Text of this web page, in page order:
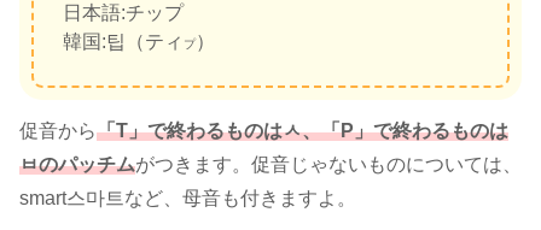
日本語:チップ
韓国:팁（ティ プ）
促音から「T」で終わるものはㅅ、「P」で終わるものは
ㅂのパッチムがつきます。促音じゃないものについては、
smart스마트など、母音も付きますよ。